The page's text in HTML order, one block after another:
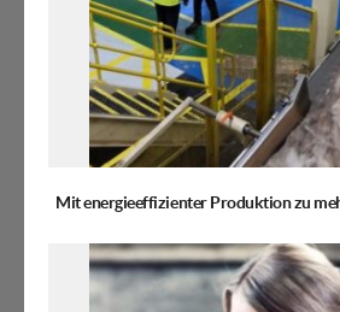
Mit energieeffizienter Produktion zu